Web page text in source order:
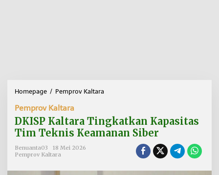
Homepage / Pemprov Kaltara
S
P
K
a
Pemprov Kaltara
DKISP Kaltara Tingkatkan Kapasitas
Tim Teknis Keamanan Siber
Benuanta03
18 Mei 2026
Pemprov Kaltara